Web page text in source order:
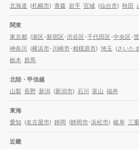
北海道 (札幌市) 青森 岩手 宮城 (仙台市) 秋田
関東
東京都 (港区・新宿区・渋谷区・千代田区・中央区・
神奈川
(横浜市・川崎市・相模原市) 埼玉 (さいた
栃木 群馬
北陸・甲信越
山梨 長野 新潟 (新潟市) 石川 富山 福井
東海
愛知 (名古屋市) 静岡 (静岡市・浜松市) 岐阜 三重
近畿